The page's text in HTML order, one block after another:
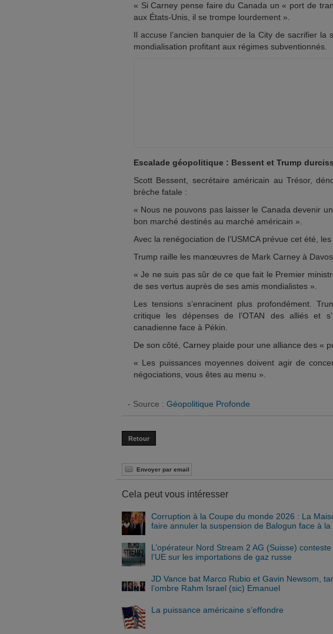
« Si Carney pense faire du Canada un « port de
aux États-Unis, il se trompe lourdement ».
Il accuse l’ancien banquier de la City de sacrifier la
mondialisation profitant aux régimes subventionnés.
Escalade géopolitique : Bessent et Trump
Scott Bessent, secrétaire américain au Trésor,
brèche fatale :
« Nous ne pouvons pas laisser le Canada devenir
bon marché destinés au marché américain ».
Avec la renégociation de l’USMCA prévue cet été, les
Trump raille les manœuvres de Mark Carney à
« Je ne suis pas sûr de ce que fait le Premier
de ses vertus auprès de ses amis mondialistes ».
Les tensions s’enracinent plus profondément.
critique les dépenses de l’OTAN des alliés et
canadienne face à Pékin.
De son côté, Carney plaide pour une alliance des «
« Les puissances moyennes doivent agir de
négociations, vous êtes au menu ».
- Source : Géopolitique Profonde
Retour
Envoyer par email
Cela peut vous intéresser
Corruption à la Coupe du monde 2026 : La
faire annuler la suspension de Balogun face à la
L’opérateur Nord Stream 2 AG (Suisse)
l’UE sur les importations de gaz russe
JD Vance bat Marco Rubio et Gavin Newsom,
l’ombre Rahm Israel (sic) Emanuel
La puissance américaine s’effondre